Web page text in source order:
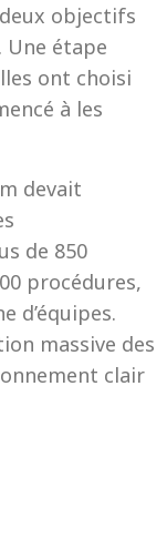
objectifs
étape
ont choisi
à les
devait
de 850
procédures,
d’équipes.
massive des
clair